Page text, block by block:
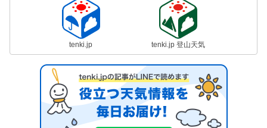
tenki.jp tenki.jp 登山天気